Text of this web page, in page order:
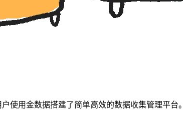
使用金数据搭建了简单高效的数据收集管理平台。